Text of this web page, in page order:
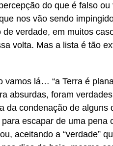
do que é falso ou
nos vão sendo
verdade, em muitos
volta. Mas a lista é tão
lá… “a Terra é
absurdas, foram
condenação de alguns
escapar de uma pena
aceitando a “verdade”